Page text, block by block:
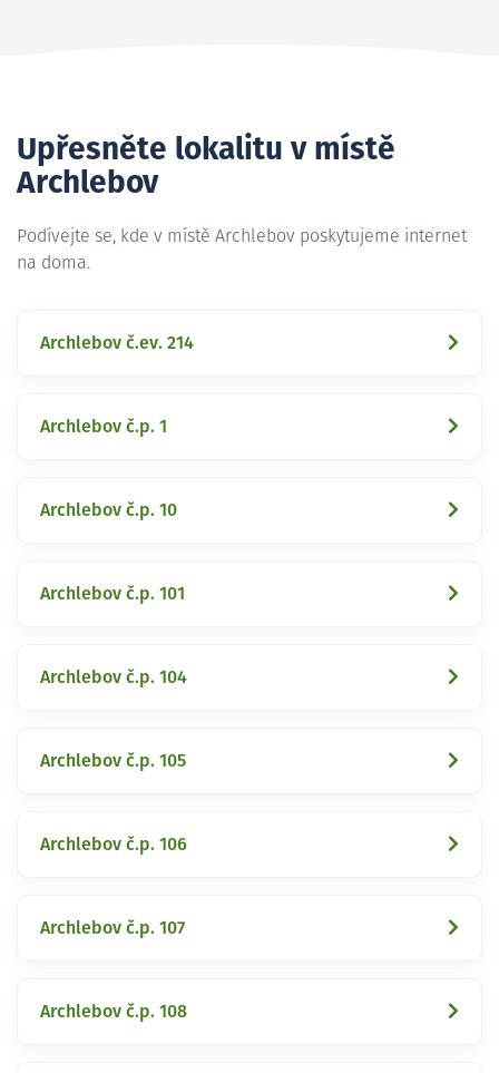
Upřesněte lokalitu v místě
Archlebov
Podívejte se, kde v místě Archlebov poskytujeme internet
na doma.
Archlebov č.ev. 214
Archlebov č.p. 1
Archlebov č.p. 10
Archlebov č.p. 101
Archlebov č.p. 104
Archlebov č.p. 105
Archlebov č.p. 106
Archlebov č.p. 107
Archlebov č.p. 108